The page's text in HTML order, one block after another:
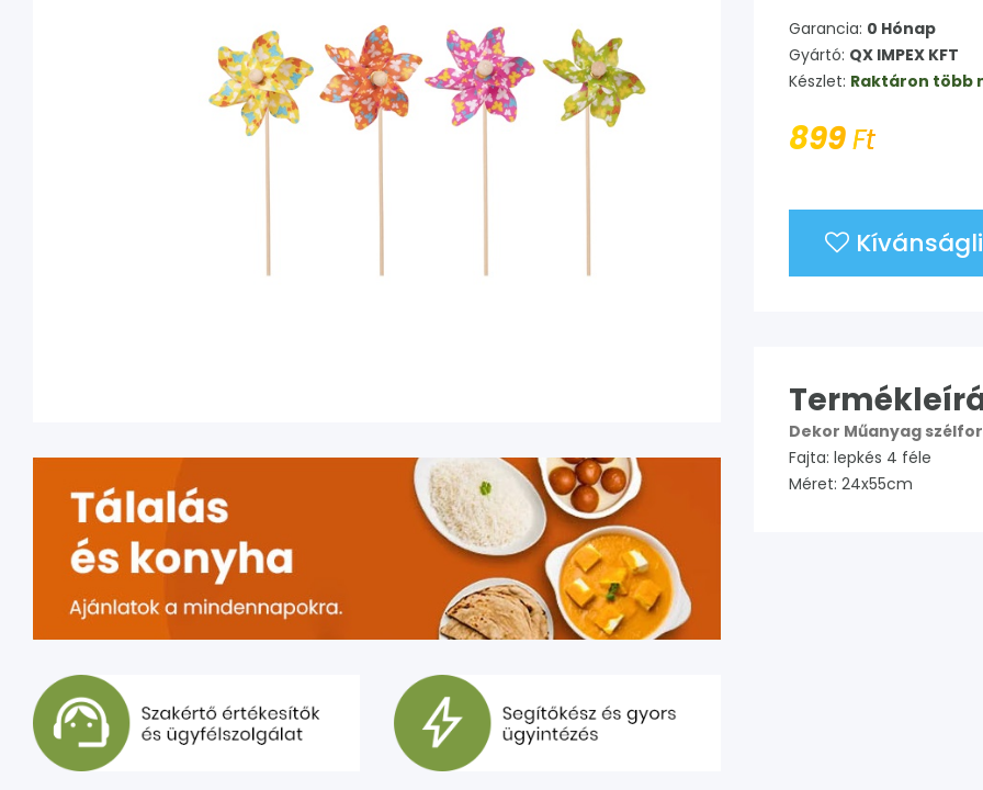
Garancia: 0 Hónap
Gyártó: QX IMPEX KFT
Készlet: Raktáron több
899Ft
Dekor Műanyag
Fajta: lepkés 4 féle
Méret: 24x55cm